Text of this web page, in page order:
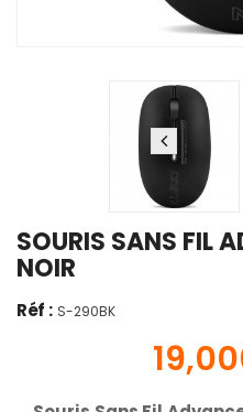
SOURIS SANS FIL
NOIR
Réf : S-290BK